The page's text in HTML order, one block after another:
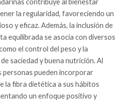
contribuye al bienestar
la regularidad, favoreciendo un
y eficaz. Además, la inclusión de
equilibrada se asocia con diversos
el control del peso y la
saciedad y buena nutrición. Al
personas pueden incorporar
la fibra dietética a sus hábitos
un enfoque positivo y